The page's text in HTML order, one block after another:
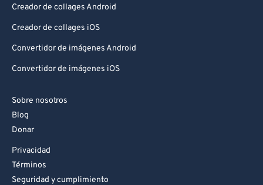
Creador de collages Android
Creador de collages iOS
Convertidor de imágenes Android
Convertidor de imágenes iOS
Sobre nosotros
Blog
Donar
Privacidad
Términos
Seguridad y cumplimiento